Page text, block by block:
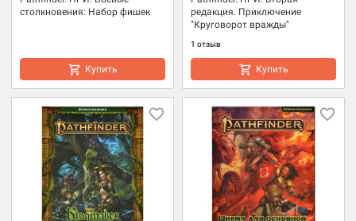
столкновения: Набор фишек
Купить
редакция. Приключение
"Круговорот вражды"
1 отзыв
Купить